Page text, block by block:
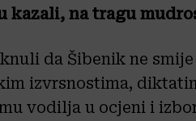
kazali, na tragu
da Šibenik ne
izvrsnostima,
vodilja u ocjeni i